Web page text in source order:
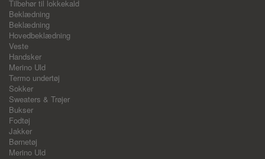
Tilbehør til lokkekald
Beklædning
Beklædning
Hovedbeklædning
Veste
Handsker
Merino Uld
Termo undertøj
Sokker
Sweaters & Trøjer
Bukser
Fodtøj
Jakker
Børnetøj
Merino Uld